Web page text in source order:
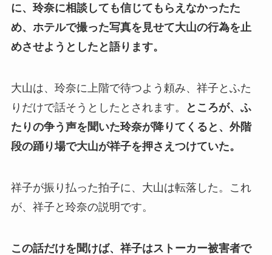
に、玲奈に相談しても信じてもらえなかったた
め、ホテルで撮った写真を見せて大山の行為を止
めさせようとしたと語ります。
大山は、玲奈に上階で待つよう頼み、祥子とふた
りだけで話そうとしたとされます。
ところが、ふ
たりの争う声を聞いた玲奈が降りてくると、外階
段の踊り場で大山が祥子を押さえつけていた。
祥子が振り払った拍子に、大山は転落した。これ
が、祥子と玲奈の説明です。
この話だけを聞けば、祥子はストーカー被害者で